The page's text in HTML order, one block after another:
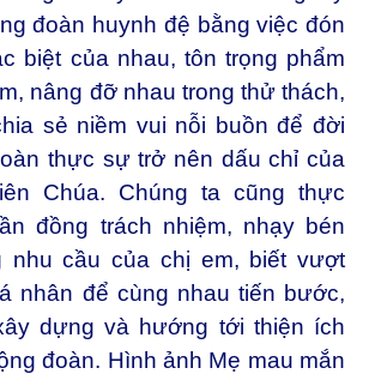
đoàn huynh đệ bằng việc đón
biệt của nhau, tôn trọng phẩm
nâng đỡ nhau trong thử thách,
sẻ niềm vui nỗi buồn để đời
thực sự trở nên dấu chỉ của
Chúa. Chúng ta cũng thực
đồng trách nhiệm, nhạy bén
nhu cầu của chị em, biết vượt
nhân để cùng nhau tiến bước,
dựng và hướng tới thiện ích
đoàn. Hình ảnh Mẹ mau mắn